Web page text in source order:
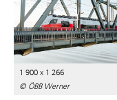
1 900 x 1 266
© ÖBB Werner